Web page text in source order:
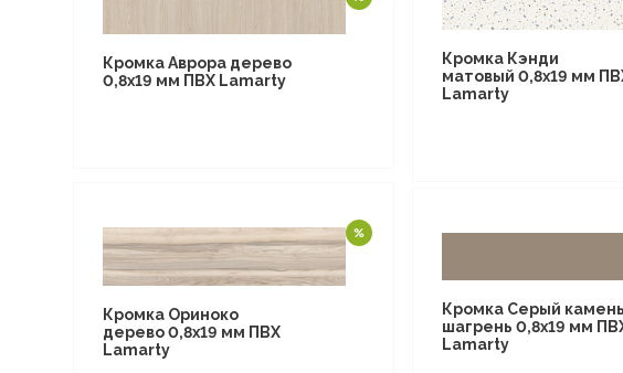
Кромка Аврора дерево
0,8х19 мм ПВХ Lamarty
Кромка Кэнди
матовый 0,8х19 мм
Lamarty
Кромка Ориноко
дерево 0,8х19 мм ПВХ
Lamarty
Кромка Серый камень
шагрень 0,8х19 мм
Lamarty